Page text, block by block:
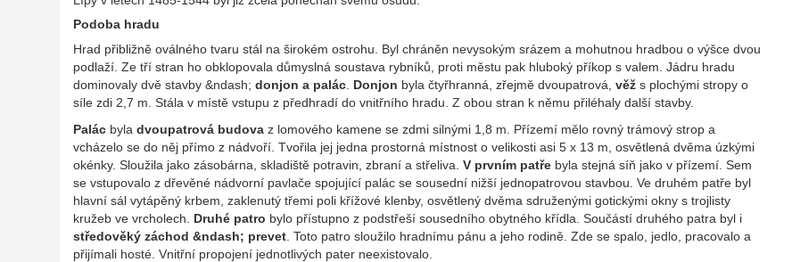
Podoba hradu
Hrad přibližně oválného tvaru stál na širokém ostrohu. Byl chráněn nevysokým srázem a mohutnou hradbou o výšce dvou
podlaží. Ze tří stran ho obklopovala důmyslná soustava rybníků, proti městu pak hluboký příkop s valem. Jádru hradu
dominovaly dvě stavby &ndash; donjon a palác Donjon byla čtyřhranná, zřejmě dvoupatrová, věž s plochými stropy o
síle zdi 2,7 m. Stála v místě vstupu z předhradí do vnitřního hradu. Z obou stran k němu přiléhaly další stavby.
Palác byla dvoupatrová budova z lomového kamene se zdmi silnými 1,8 m. Přízemí mělo rovný trámový strop a
vcházelo se do něj přímo z nádvoří. Tvořila jej jedna prostorná místnost o velikosti asi 5 x 13 m, osvětlená dvěma úzkými
okénky. Sloužila jako zásobárna, skladiště potravin, zbraní a střeliva. V prvním patře byla stejná síň jako v přízemí. Sem
se vstupovalo z dřevěné nádvorní pavlače spojující palác se sousední nižší jednopatrovou stavbou. Ve druhém patře byl
hlavní sál vytápěný krbem, zaklenutý třemi poli křížové klenby, osvětlený dvěma sdruženými gotickými okny s trojlisty
kružeb ve vrcholech. Druhé patro bylo přístupno z podstřeší sousedního obytného křídla. Součástí druhého patra byl i
středověký záchod &ndash; prevet . Toto patro sloužilo hradnímu pánu a jeho rodině. Zde se spalo, jedlo, pracovalo a
přijímali hosté. Vnitřní propojení jednotlivých pater neexistovalo.